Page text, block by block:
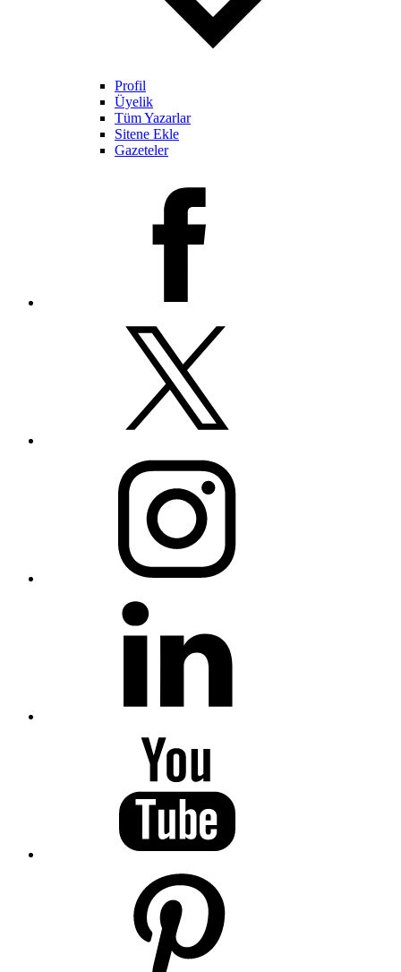
Profil
Üyelik
Tüm Yazarlar
Sitene Ekle
Gazeteler